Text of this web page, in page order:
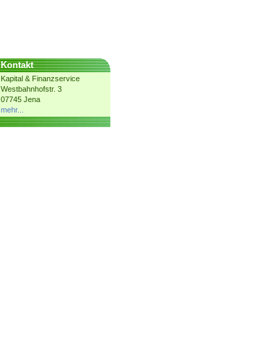
Kontakt
Kapital & Finanzservice
Westbahnhofstr. 3
07745 Jena
mehr...